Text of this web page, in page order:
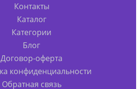
Контакты
Каталог
Категории
Блог
Договор-оферта
конфиденциальности
Обратная связь